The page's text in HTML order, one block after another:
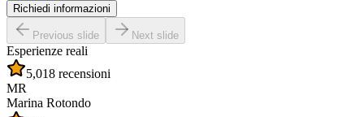
Richiedi informazioni
Previous slide Next slide
Esperienze reali
5,018 recensioni
MR
Marina Rotondo